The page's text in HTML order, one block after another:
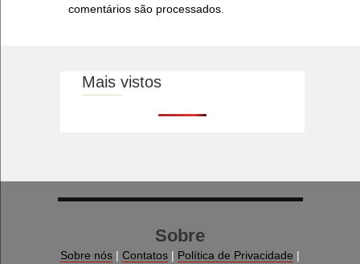
comentários são processados.
Mais vistos
Sobre
Sobre nós | Contatos | Política de Privacidade |